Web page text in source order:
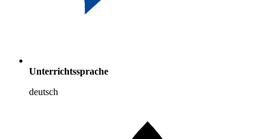
Unterrichtssprache
deutsch